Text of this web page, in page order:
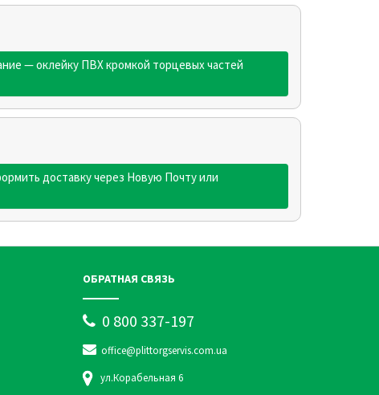
— оклейку ПВХ кромкой торцевых частей
доставку через Новую Почту или
ОБРАТНАЯ СВЯЗЬ
0 800 337-197
office@plittorgservis.com.ua
ул.Корабельная 6